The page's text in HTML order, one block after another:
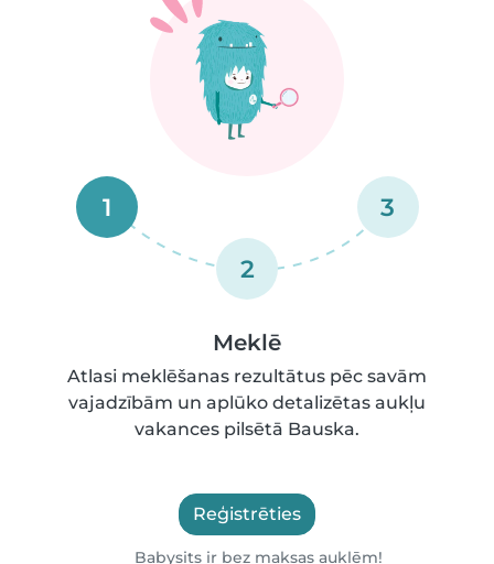
1
2
3
Meklē
Atlasi meklēšanas rezultātus pēc savām
vajadzībām un aplūko detalizētas aukļu
vakances pilsētā Bauska.
Reģistrēties
Babysits ir bez maksas auklēm!